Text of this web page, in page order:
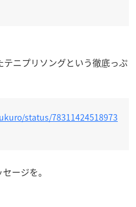
ニプリソングという徹底っぷ
status/78311424518973
ージを。